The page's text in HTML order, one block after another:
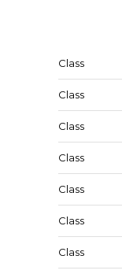
Class
Class
Class
Class
Class
Class
Class